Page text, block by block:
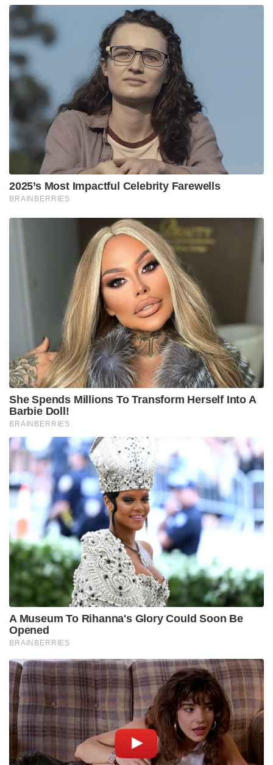
2025’s Most Impactful Celebrity Farewells
BRAINBERRIES
She Spends Millions To Transform Herself Into A
Barbie Doll!
BRAINBERRIES
A Museum To Rihanna's Glory Could Soon Be
Opened
BRAINBERRIES